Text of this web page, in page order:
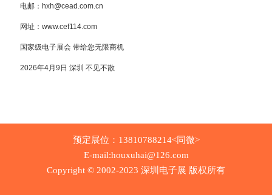
电邮：hxh@cead.com.cn
网址：www.cef114.com
国家级电子展会 带给您无限商机
2026年4月9日 深圳 不见不散
预定展位：13810788214<同微>
E-mail:houxuhai@126.com
Copyright © 2002-2023 深圳电子展 版权所有